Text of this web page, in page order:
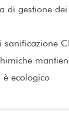
di gestione
sanificazione
è ecologico